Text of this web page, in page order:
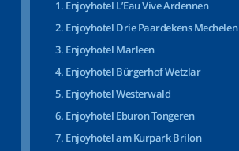
Enjoyhotel L’Eau Vive Ardennen
Enjoyhotel Drie Paardekens Mechelen
Enjoyhotel Marleen
Enjoyhotel Bürgerhof Wetzlar
Enjoyhotel Westerwald
Enjoyhotel Eburon Tongeren
Enjoyhotel am Kurpark Brilon